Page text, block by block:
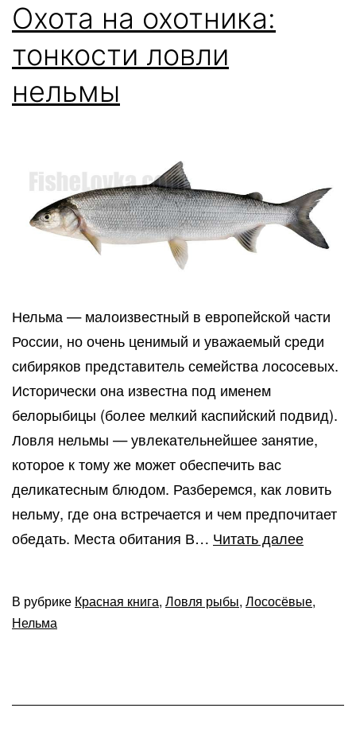
Охота на охотника:
тонкости ловли
нельмы
Нельма — малоизвестный в европейской части
России, но очень ценимый и уважаемый среди
сибиряков представитель семейства лососевых.
Исторически она известна под именем
белорыбицы (более мелкий каспийский подвид).
Ловля нельмы — увлекательнейшее занятие,
которое к тому же может обеспечить вас
деликатесным блюдом. Разберемся, как ловить
нельму, где она встречается и чем предпочитает
обедать. Места обитания В… Читать далееОхота
В рубрике Красная книга, Ловля рыбы, Лососёвые,
Нельма